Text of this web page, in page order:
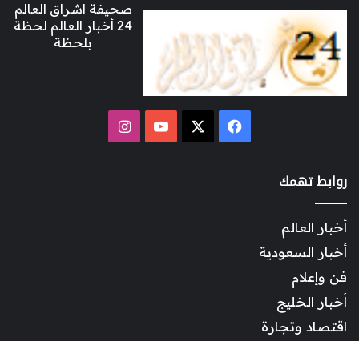
صحيفة اشراق العالم
24 أخبار العالم لحظة
بلحظة
فيسبوك ‫YouTubeانستقرام
روابط تهمك
أخبار العالم
أخبار السعودية
فن وإعلام
أخبار الخليج
اقتصاد وتجارة